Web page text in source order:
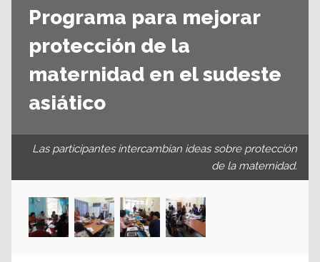
Programa para mejorar
protección de la
maternidad en el sudeste
asiático
Las participantes intercambian ideas sobre protección
de la maternidad.